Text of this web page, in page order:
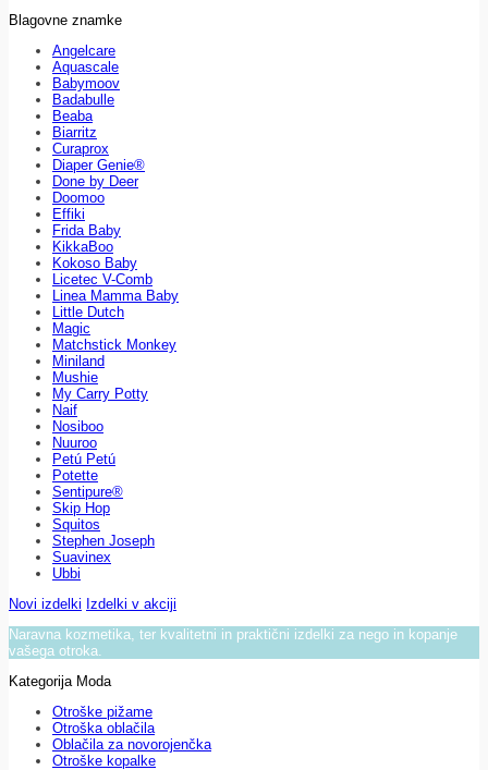
Blagovne znamke
Angelcare
Aquascale
Babymoov
Badabulle
Beaba
Biarritz
Curaprox
Diaper Genie®
Done by Deer
Doomoo
Effiki
Frida Baby
KikkaBoo
Kokoso Baby
Licetec V-Comb
Linea Mamma Baby
Little Dutch
Magic
Matchstick Monkey
Miniland
Mushie
My Carry Potty
Naif
Nosiboo
Nuuroo
Petú Petú
Potette
Sentipure®
Skip Hop
Squitos
Stephen Joseph
Suavinex
Ubbi
Novi izdelki Izdelki v akciji
Naravna kozmetika, ter kvalitetni in praktični izdelki za nego in kopanje
vašega otroka.
Kategorija Moda
Otroške pižame
Otroška oblačila
Oblačila za novorojenčka
Otroške kopalke